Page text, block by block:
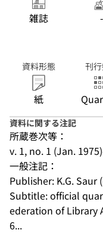
雑誌 -
資料形態
紙
刊
資料に関する注記
所蔵巻次等：
v. 1, no. 1 (Jan.
一般注記：
Publisher: K.G. Saur
Subtitle: official
ederation of Library
6...